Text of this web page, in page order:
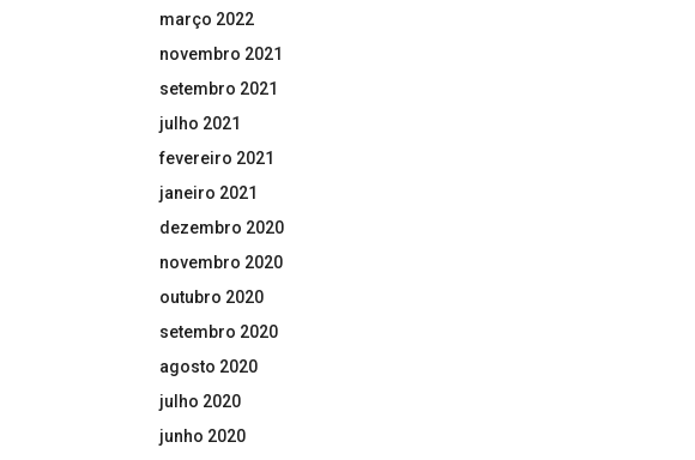
março 2022
novembro 2021
setembro 2021
julho 2021
fevereiro 2021
janeiro 2021
dezembro 2020
novembro 2020
outubro 2020
setembro 2020
agosto 2020
julho 2020
junho 2020